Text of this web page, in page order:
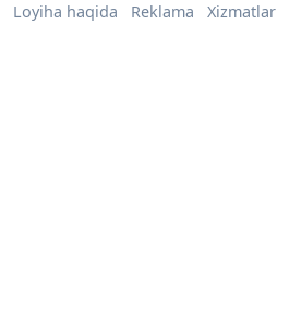
Loyiha haqida Reklama Xizmatlar